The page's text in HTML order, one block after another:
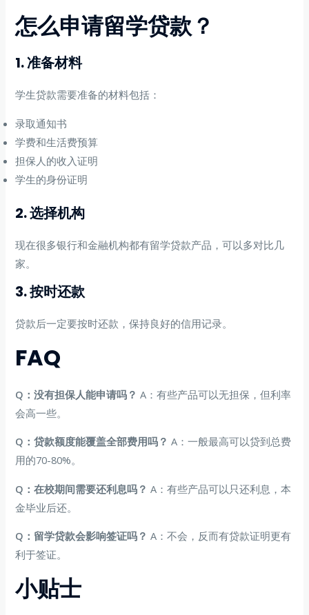
怎么申请留学贷款？
1. 准备材料
学生贷款需要准备的材料包括：
录取通知书
学费和生活费预算
担保人的收入证明
学生的身份证明
2. 选择机构
现在很多银行和金融机构都有留学贷款产品，可以多对比几
家。
3. 按时还款
贷款后一定要按时还款，保持良好的信用记录。
FAQ
Q：没有担保人能申请吗？ A：有些产品可以无担保，但利率
会高一些。
Q：贷款额度能覆盖全部费用吗？ A：一般最高可以贷到总费
用的70-80%。
Q：在校期间需要还利息吗？ A：有些产品可以只还利息，本
金毕业后还。
Q：留学贷款会影响签证吗？ A：不会，反而有贷款证明更有
利于签证。
小贴士